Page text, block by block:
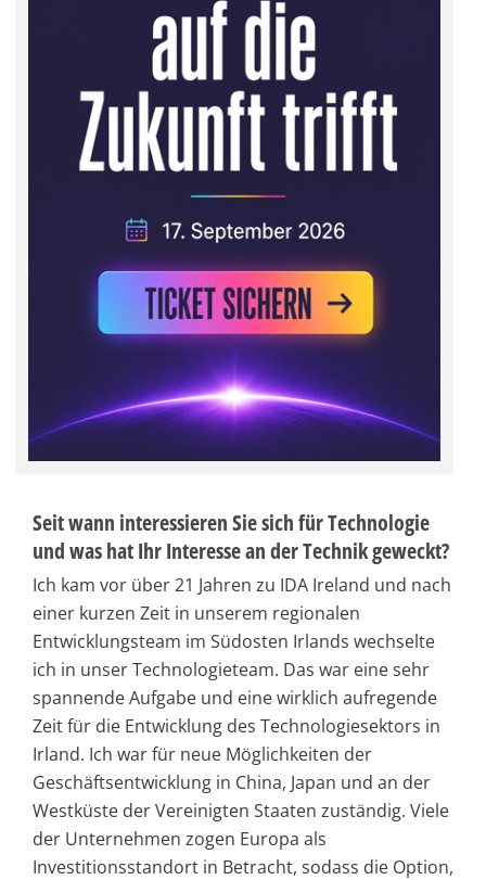
Seit wann interessieren Sie sich für Technologie
und was hat Ihr Interesse an der Technik geweckt?
Ich kam vor über 21 Jahren zu IDA Ireland und nach
einer kurzen Zeit in unserem regionalen
Entwicklungsteam im Südosten Irlands wechselte
ich in unser Technologieteam. Das war eine sehr
spannende Aufgabe und eine wirklich aufregende
Zeit für die Entwicklung des Technologiesektors in
Irland. Ich war für neue Möglichkeiten der
Geschäftsentwicklung in China, Japan und an der
Westküste der Vereinigten Staaten zuständig. Viele
der Unternehmen zogen Europa als
Investitionsstandort in Betracht, sodass die Option,